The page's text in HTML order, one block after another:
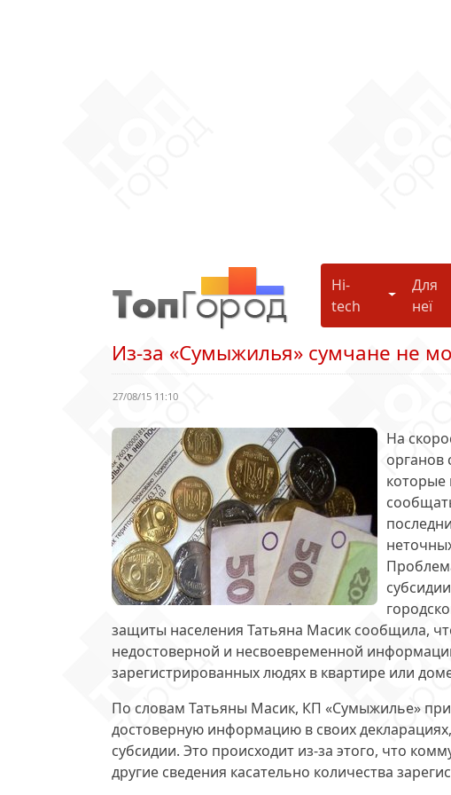
Hi-
tech
Hi-tech
Для
неї
Из-за «Сумыжилья» сумчане не
27/08/15 11:10
На
органов
которые
защиты населения Татьяна Масик сообщила,
недостоверной и несвоевременной
зарегистрированных людях в квартире или
По словам Татьяны Масик, КП «Сумыжилье»
достоверную информацию в своих
субсидии. Это происходит из-за этого, что
другие сведения касательно количества